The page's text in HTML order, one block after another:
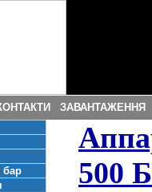
ЗАВАНТАЖЕННЯ
бар
500